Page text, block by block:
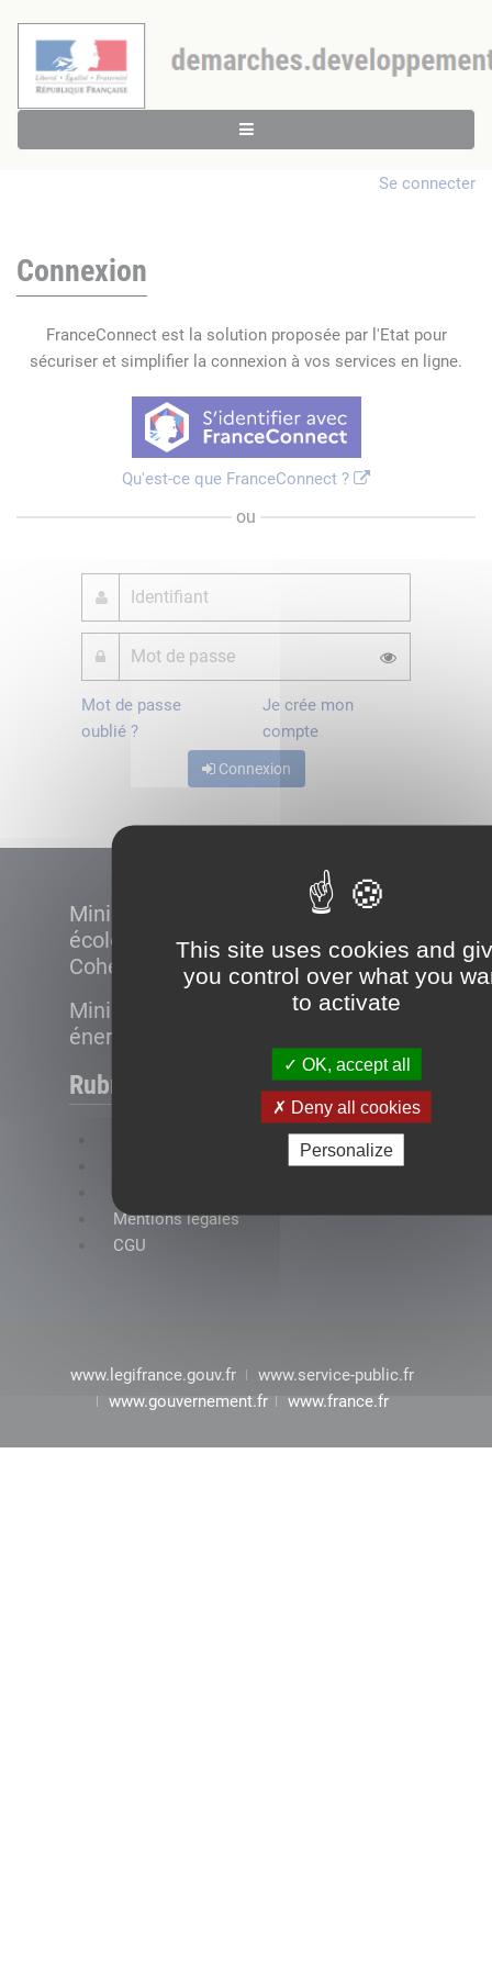
This site uses cookies and
you control over what you
to activate
OK, accept all
Deny all cookies
Personalize
Se connecter
Connexion
FranceConnect est la solution proposée par l'Etat pour
sécuriser et simplifier la connexion à vos services en ligne.
Qu'est-ce que FranceConnect ?
ou
Mot de passe
oublié ?
Je crée mon
compte
Connexion
Ministère de la Transition
écologique et de la
Cohésion des territoires
Ministère de la Transition
énergétique
Rubriques
Mentions légales
CGU
www.legifrance.gouv.fr
www.service-public.fr
www.gouvernement.fr
www.france.fr